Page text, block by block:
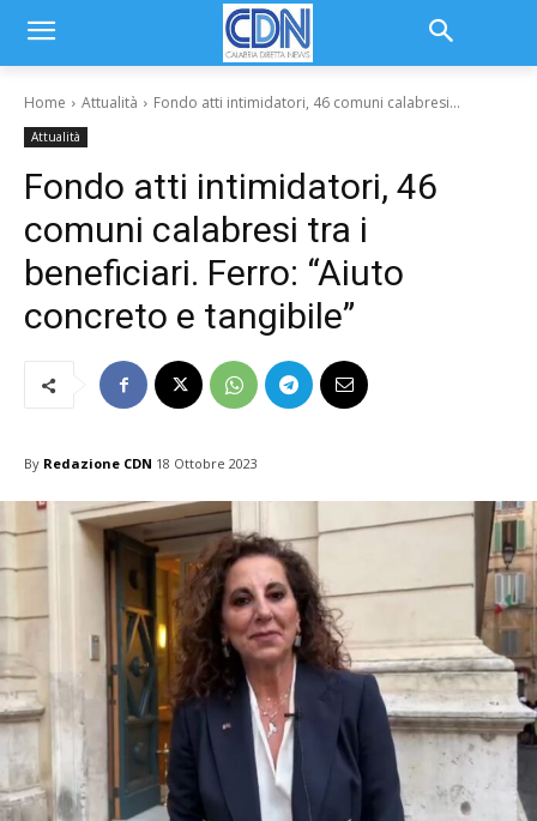
Home Attualità Fondo atti intimidatori, 46 comuni calabresi...
Attualità
Fondo atti intimidatori, 46
comuni calabresi tra i
beneficiari. Ferro: “Aiuto
concreto e tangibile”
By Redazione CDN 18 Ottobre 2023